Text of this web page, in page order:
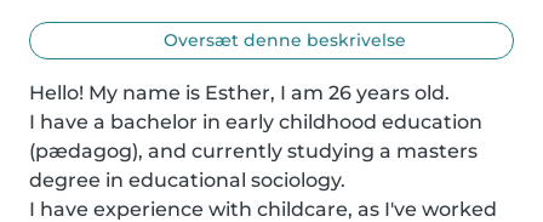
Oversæt denne beskrivelse
Hello! My name is Esther, I am 26 years old.
I have a bachelor in early childhood education
(pædagog), and currently studying a masters
degree in educational sociology.
I have experience with childcare, as I've worked